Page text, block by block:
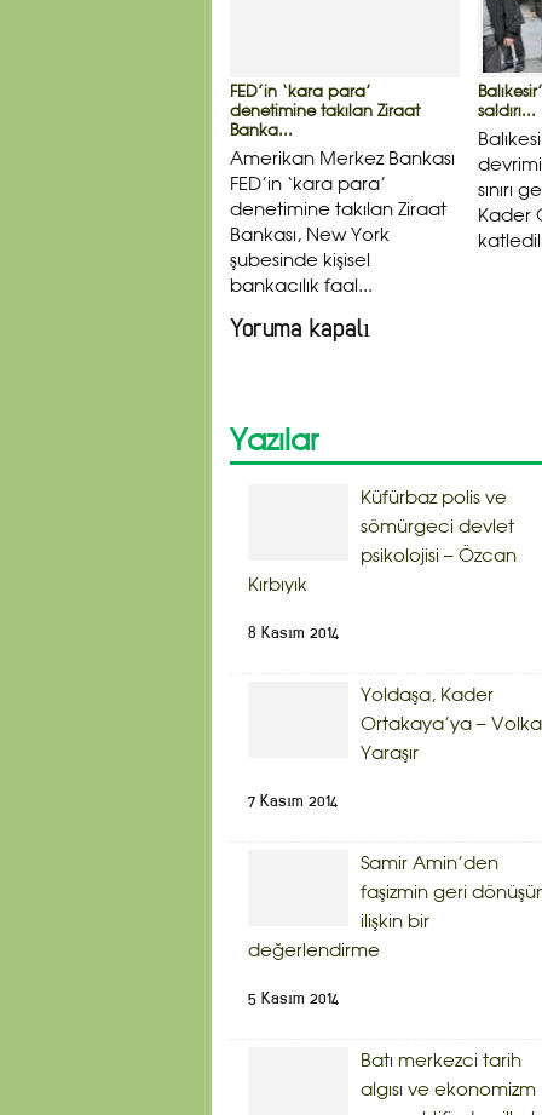
FED’in ‘kara para’
denetimine takılan Ziraat
Banka...
Amerikan Merkez Bankası
FED’in ‘kara para’
denetimine takılan Ziraat
Bankası, New York
şubesinde kişisel
bankacılık faal...
saldırı...
sınırı
Kader
Yoruma kapalı
Yazılar
Küfürbaz polis ve
sömürgeci devlet
psikolojisi – Özcan
Kırbıyık
8 Kasım 2014
Yoldaşa, Kader
Ortakaya’ya –
Yaraşır
7 Kasım 2014
Samir Amin’den
faşizmin geri
ilişkin bir
değerlendirme
5 Kasım 2014
Batı merkezci tarih
algısı ve ekonomizm